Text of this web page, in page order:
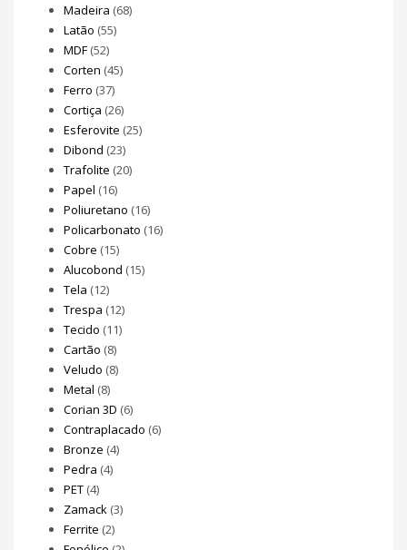
Madeira (68)
Latão (55)
MDF (52)
Corten (45)
Ferro (37)
Cortiça (26)
Esferovite (25)
Dibond (23)
Trafolite (20)
Papel (16)
Poliuretano (16)
Policarbonato (16)
Cobre (15)
Alucobond (15)
Tela (12)
Trespa (12)
Tecido (11)
Cartão (8)
Veludo (8)
Metal (8)
Corian 3D (6)
Contraplacado (6)
Bronze (4)
Pedra (4)
PET (4)
Zamack (3)
Ferrite (2)